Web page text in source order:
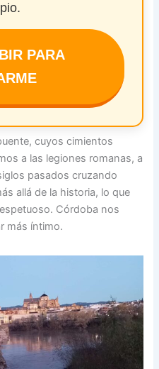
PARA
cuyos cimientos
a las legiones romanas, a
pasados cruzando
allá de la historia, lo que
Córdoba nos
más íntimo.